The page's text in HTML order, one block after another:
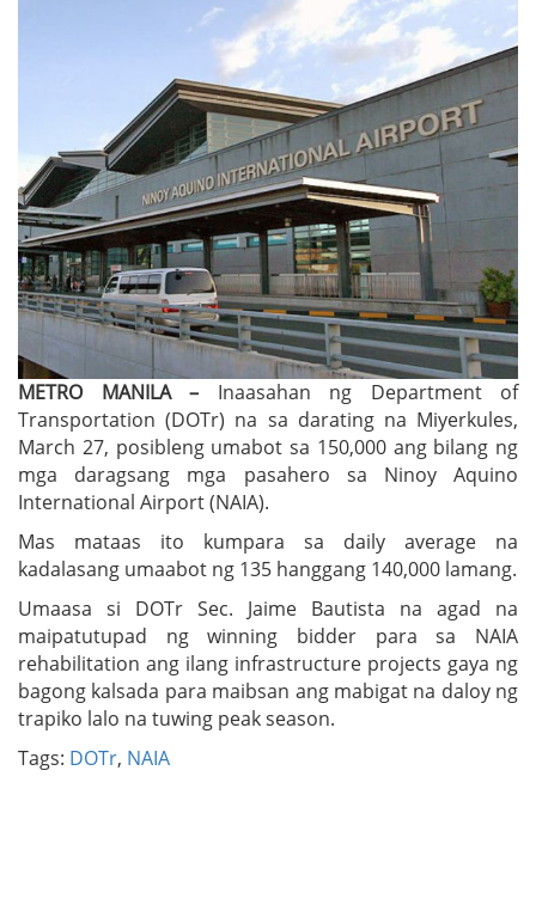
METRO MANILA – Inaasahan ng Department of
Transportation (DOTr) na sa darating na Miyerkules,
March 27, posibleng umabot sa 150,000 ang bilang ng
mga daragsang mga pasahero sa Ninoy Aquino
International Airport (NAIA).
Mas mataas ito kumpara sa daily average na
kadalasang umaabot ng 135 hanggang 140,000 lamang.
Umaasa si DOTr Sec. Jaime Bautista na agad na
maipatutupad ng winning bidder para sa NAIA
rehabilitation ang ilang infrastructure projects gaya ng
bagong kalsada para maibsan ang mabigat na daloy ng
trapiko lalo na tuwing peak season.
Tags: DOTr, NAIA